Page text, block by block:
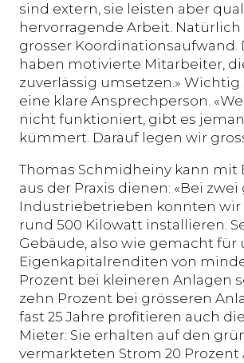
sind extern, sie leisten aber
hervorragende Arbeit. Natürlich
grosser Koordinationsaufwand.
haben motivierte Mitarbeiter,
zuverlässig umsetzen.» Wichtig
eine klare Ansprechperson.
nicht funktioniert, gibt es
kümmert. Darauf legen wir
Thomas Schmidheiny kann mit
aus der Praxis dienen: «Bei zwei
Industriebetrieben konnten wir
rund 500 Kilowatt installieren.
Gebäude, also wie gemacht für
Eigenkapitalrenditen von
Prozent bei kleineren Anlagen
zehn Prozent bei grösseren
fast 25 Jahre profitieren auch
Mieter: Sie erhalten auf den
vermarkteten Strom 20 Prozent